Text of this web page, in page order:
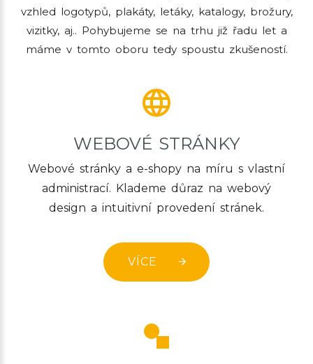
vzhled logotypů, plakáty, letáky, katalogy, brožury,
vizitky, aj.. Pohybujeme se na trhu již řadu let a
máme v tomto oboru tedy spoustu zkušeností.
WEBOVÉ STRÁNKY
Webové stránky a e-shopy na míru s vlastní
administrací. Klademe důraz na webový
design a intuitivní provedení stránek.
VÍCE